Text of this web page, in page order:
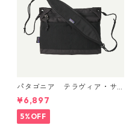
パタゴニア テラヴィア・サ
コッシュ 3L (カラー Black)
Patagonia Terravia Sacoche
Bag 3L 日本正規品 製品番号
48835
¥6,897
5%OFF